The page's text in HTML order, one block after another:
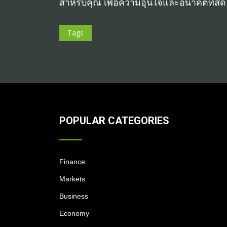
สำหรับคุณ เพื่อความอุ่นใจและอนาคตที่ส
Tags
POPULAR CATEGORIES
Finance
Markets
Business
Economy